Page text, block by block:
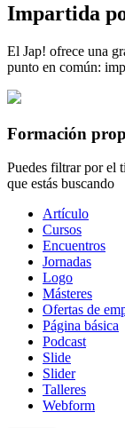
Impartida
El Jap! ofrece una
punto en común:
Formación
Puedes filtrar por el
que estás buscando
Tipo
contenido
Artículo
Cursos
Encuentros
Jornadas
Logo
Másteres
Ofertas de
Página básica
Podcast
Slide
Slider
Talleres
Webform